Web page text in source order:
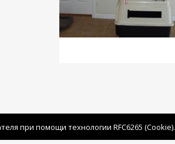
при помощи технологии RFC6265 (Cookie).